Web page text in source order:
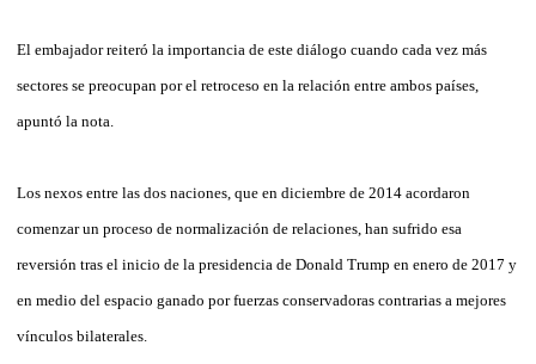
El embajador reiteró la importancia de este diálogo cuando cada vez más
sectores se preocupan por el retroceso en la relación entre ambos países,
apuntó la nota.
Los nexos entre las dos naciones, que en diciembre de 2014 acordaron
comenzar un proceso de normalización de relaciones, han sufrido esa
reversión tras el inicio de la presidencia de Donald Trump en enero de 2017 y
en medio del espacio ganado por fuerzas conservadoras contrarias a mejores
vínculos bilaterales.